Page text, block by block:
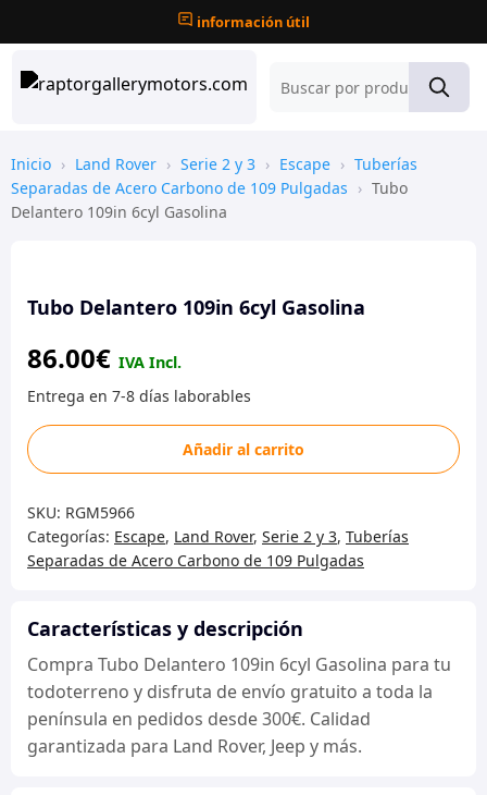
información útil
Inicio › Land Rover › Serie 2 y 3 › Escape › Tuberías
Separadas de Acero Carbono de 109 Pulgadas › Tubo
Delantero 109in 6cyl Gasolina
Tubo Delantero 109in 6cyl Gasolina
86.00€
Tubo
Delantero
6cyl
Gasolina
cantidad
Añadir al carrito
SKU: RGM5966
Categorías: Escape, Land Rover, Serie 2 y 3, Tuberías
Separadas de Acero Carbono de 109 Pulgadas
Características y descripción
Compra Tubo Delantero 109in 6cyl Gasolina para tu
todoterreno y disfruta de envío gratuito a toda la
península en pedidos desde 300€. Calidad
garantizada para Land Rover, Jeep y más.